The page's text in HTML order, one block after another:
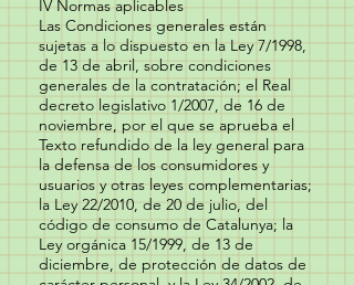
IV Normas aplicables
Las Condiciones generales están
sujetas a lo dispuesto en la Ley 7/1998,
de 13 de abril, sobre condiciones
generales de la contratación; el Real
decreto legislativo 1/2007, de 16 de
noviembre, por el que se aprueba el
Texto refundido de la ley general para
la defensa de los consumidores y
usuarios y otras leyes complementarias;
la Ley 22/2010, de 20 de julio, del
código de consumo de Catalunya; la
Ley orgánica 15/1999, de 13 de
diciembre, de protección de datos de